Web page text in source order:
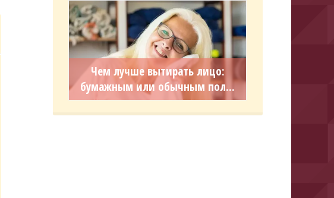
Чем лучше вытирать лицо:
бумажным или обычным пол...